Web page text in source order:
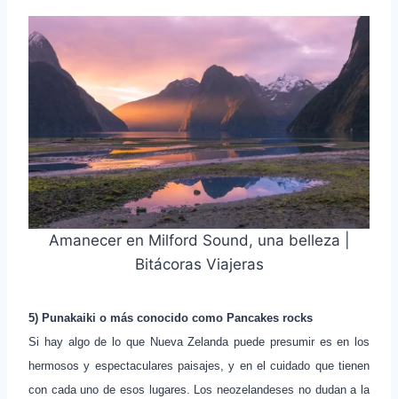
Amanecer en Milford Sound, una belleza |
Bitácoras Viajeras
5) Punakaiki o más conocido como Pancakes rocks
Si hay algo de lo que Nueva Zelanda puede presumir es en los
hermosos y espectaculares paisajes, y en el cuidado que tienen
con cada uno de esos lugares. Los neozelandeses no dudan a la